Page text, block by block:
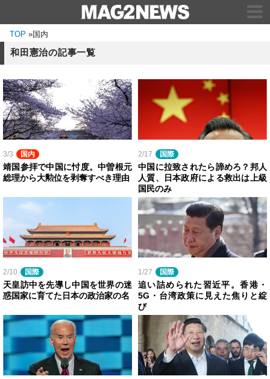
TOP »国内
和田憲治の記事一覧
3/3 国内
靖国参拝で中国に忖度。中曽根元
総理から大勲位を剥奪すべき理由
2/17 国際
中国に拉致されたら諦めろ？邦人
人質、日本政府による救出は上級
国民のみ
2/10 国際
天皇訪中を先導し中国を世界の迷
惑国家に育てた日本の政治家の名
1/27 国際
追い詰められた習近平。香港・
5G・台湾政策に見えた焦りと綻
び